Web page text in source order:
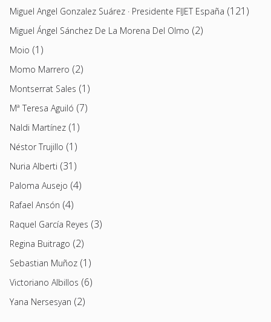
Miguel Angel Gonzalez Suárez · Presidente FIJET España (121)
Miguel Ángel Sánchez De La Morena Del Olmo (2)
Moio (1)
Momo Marrero (2)
Montserrat Sales (1)
Mª Teresa Aguiló (7)
Naldi Martínez (1)
Néstor Trujillo (1)
Nuria Alberti (31)
Paloma Ausejo (4)
Rafael Ansón (4)
Raquel García Reyes (3)
Regina Buitrago (2)
Sebastian Muñoz (1)
Victoriano Albillos (6)
Yana Nersesyan (2)